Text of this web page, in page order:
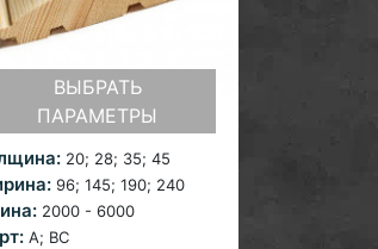
ВЫБРАТЬ
ПАРАМЕТРЫ
20; 28; 35; 45
96; 145; 190; 240
2000 - 6000
A; ВС